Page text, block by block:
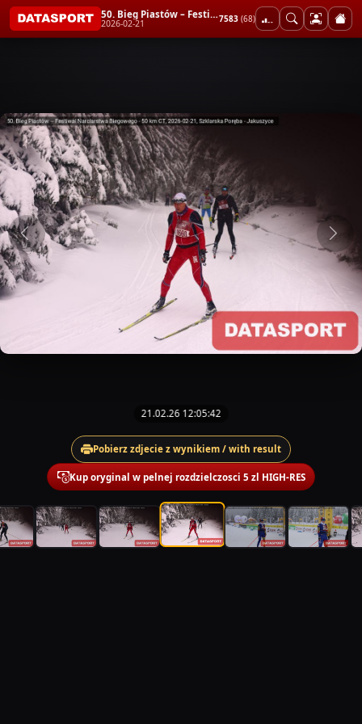
50. Bieg Piastów – Festiwal Narciarstwa Biegowego - 50 km CT
2026-02-21 7583 (68)
21.02.26 12:05:42
Pobierz zdjecie z wynikiem / with result
Kup oryginal w pelnej rozdzielczosci 5 zl HIGH-RES